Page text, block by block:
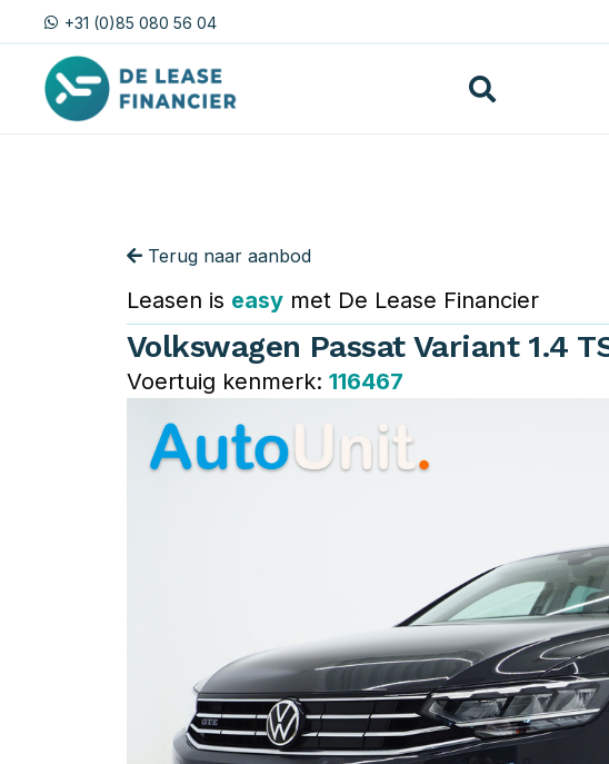
+31 (0)85 080 56 04
Terug naar aanbod
Leasen is easy met De Lease Financier
Volkswagen Passat Variant 1.4
Voertuig kenmerk: 116467